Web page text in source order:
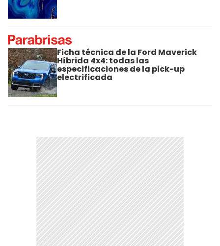
Ficha técnica de la Ford Maverick
Híbrida 4x4: todas las
especificaciones de la pick-up
electrificada